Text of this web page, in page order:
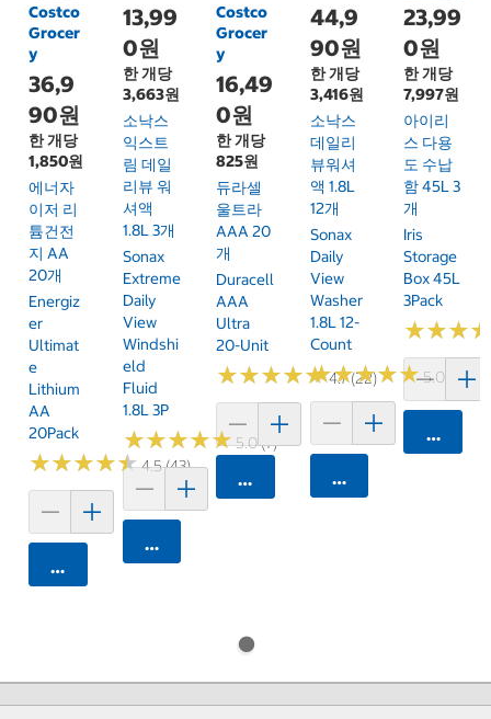
Costco
Grocer
y
36,9
90원
한 개당
1,850원
에너자
이저 리
튬건전
지 AA
20개
Energiz
Er
Ultimat
E
Lithium
AA
20Pack
★★★★★
★★★★★4.5 (43)
카트에 담기
13,99
0원
한 개당
3,663원
소낙스
익스트
림 데일
리뷰 워
셔액
1.8L 3개
Sonax
Extreme
Daily
View
Windshi
Eld
Fluid
1.8L 3P
★★★★★
★★★★★5.0 (7)
카트에 담기
Costco
Grocer
y
16,49
0원
한 개당
825원
듀라셀
울트라
AAA 20
개
Duracell
AAA
Ultra
20-Unit
★★★★★
★★★★★4.7 (22)
카트에 담기
44,9
90원
한 개당
3,416원
소낙스
데일리
뷰워셔
액 1.8L
12개
Sonax
Daily
View
Washer
1.8L 12-
Count
★★★★★
★★★★★5.0 (6)
카트에 담기
23,99
0원
한 개당
7,997원
아이리
스 다용
도 수납
함 45L 3
개
Iris
Storage
Box 45L
3Pack
★★★
★★★
카트에